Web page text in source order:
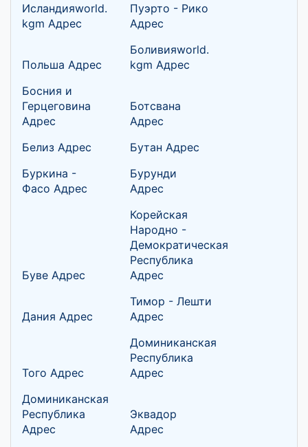
Исландияworld.
kgm Адрес
Пуэрто - Рико
Адрес
Польша Адрес
Боливияworld.
kgm Адрес
Босния и
Герцеговина
Адрес
Ботсвана
Адрес
Белиз Адрес
Бутан Адрес
Буркина -
Фасо Адрес
Бурунди
Адрес
Буве Адрес
Корейская
Народно -
Демократическая
Республика
Адрес
Дания Адрес
Тимор - Лешти
Адрес
Того Адрес
Доминиканская
Республика
Адрес
Доминиканская
Республика
Адрес
Эквадор
Адрес